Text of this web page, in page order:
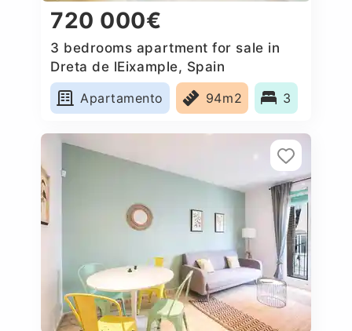
720 000€
3 bedrooms apartment for sale in
Dreta de lEixample, Spain
Apartamento
94m2 3